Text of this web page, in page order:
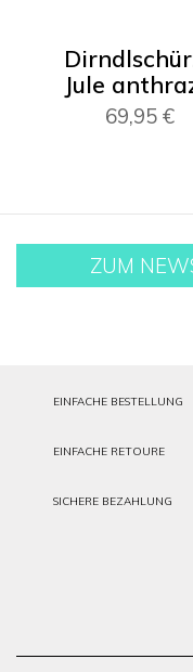
Jule
69,95 €
ZUM
EINFACHE BESTELLUNG
EINFACHE RETOURE
SICHERE BEZAHLUNG